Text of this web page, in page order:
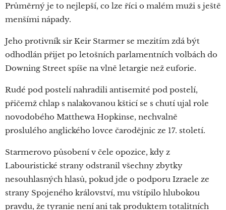
Průměrný je to nejlepší, co lze říci o malém muži s ještě
menšími nápady.
Jeho protivník sir Keir Starmer se mezitím zdá být
odhodlán přijet po letošních parlamentních volbách do
Downing Street spíše na vlně letargie než euforie.
Rudé pod postelí nahradili antisemité pod postelí,
přičemž chlap s nalakovanou kšticí se s chutí ujal role
novodobého Matthewa Hopkinse, nechvalně
proslulého anglického lovce čarodějnic ze 17. století.
Starmerovo působení v čele opozice, kdy z
Labouristické strany odstranil všechny zbytky
nesouhlasných hlasů, pokud jde o podporu Izraele ze
strany Spojeného království, mu vštípilo hlubokou
pravdu, že tyranie není ani tak produktem totalitních